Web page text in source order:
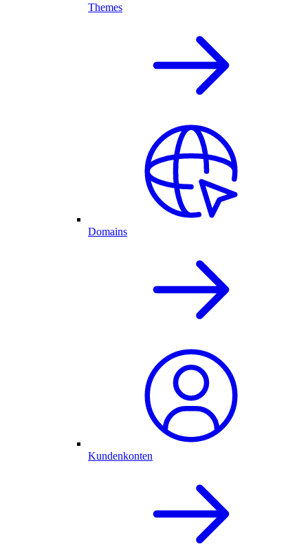
Themes
Domains
Kundenkonten